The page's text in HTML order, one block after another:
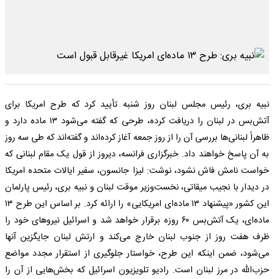
نبیه بری، رئیس مجلس لبنان روز شنبه تأیید کرد که طرح امریکا برای
آتش‌بس در لبنان را دریافت کرده، طرحی که گفته می‌شود ۱۳ ماده دارد و
ظاهراً لبنانی‌ها بررسی آن را از روز جمعه آغاز کرده‌اند و گفته‌اند که طی سه روز
به آن پاسخ خواهند داد. خبرگزاری فرانسه، دیروز از قول یک مقام لبنانی که
خواست نامش فاش نشود، نوشت: لیزا جانسون، سفیر ایالات متحده امریکا
در دیدار با نجیب میقاتی، نخست‌وزیر موقت لبنان و نبیه بری، رئیس پارلمان
این کشور «پیشنهاد ۱۳ ماده‌ای امریکایی» را ارائه کرد. بر اساس این طرح ۱۳
ماده‌ای، یک آتش‌بس ۶۰ روزه برقرار خواهد شد و اسرائیل نیرو‌های خود را
ظرف هفت روز از جنوب لبنان خارج می‌کند و ارتش لبنان جایگزین آنها
می‌شود، ضمن اینکه این طرح، خواستار جلوگیری از استقرار مجدد مواضع
حزب‌الله در مرز لبنان است. رادیو تلویزیون اسرائیل که بخش‌هایی از آن را